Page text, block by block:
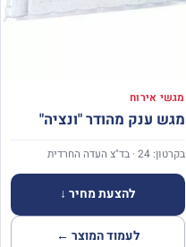
מגשי אירוח
מגש ענק מהודר "ונציה"
בקרטון: 24 · בד"צ העדה החרדית
להצעת מחיר ↓
לעמוד המוצר ←